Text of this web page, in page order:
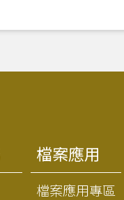
檔案應用
檔案應用專區